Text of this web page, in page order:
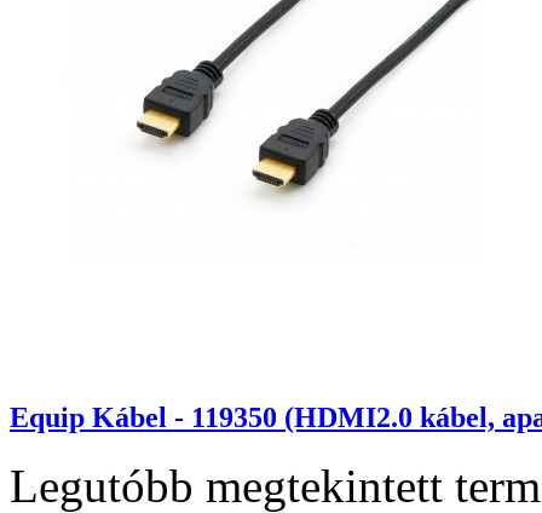
Equip Kábel - 119350 (HDMI2.0 kábel,
Legutóbb megtekintett